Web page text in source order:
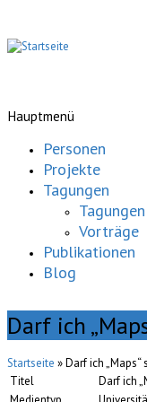
Hauptmenü
Personen
Projekte
Tagungen
Tagungen
Vorträge
Publikationen
Blog
Darf ich
Startseite » Darf ich „Maps“
Titel
Darf ich